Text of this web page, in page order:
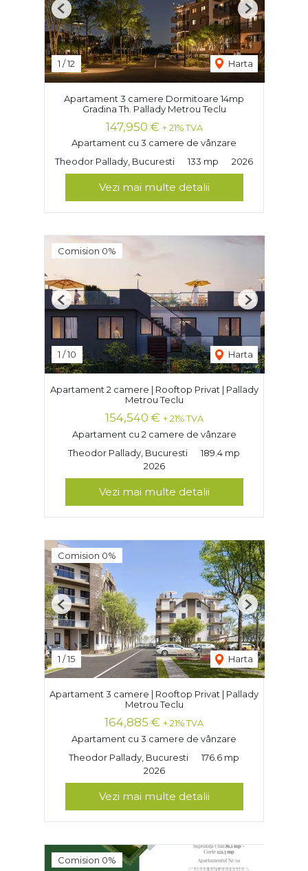
1 /12 Harta
Previous Next
Apartament 3 camere Dormitoare 14mp
Gradina Th. Pallady Metrou Teclu
147,950 € + 21% TVA
Apartament cu 3 camere de vânzare
Theodor Pallady, Bucuresti
133 mp 2026
Vezi mai multe detalii
Comision 0%
1 /10 Harta
Previous Next
Apartament 2 camere | Rooftop Privat | Pallady
Metrou Teclu
154,540 € + 21% TVA
Apartament cu 2 camere de vânzare
Theodor Pallady, Bucuresti
189.4 mp
2026
Vezi mai multe detalii
Comision 0%
1 /15 Harta
Previous Next
Apartament 3 camere | Rooftop Privat | Pallady
Metrou Teclu
164,885 € + 21% TVA
Apartament cu 3 camere de vânzare
Theodor Pallady, Bucuresti
176.6 mp
2026
Vezi mai multe detalii
Comision 0%